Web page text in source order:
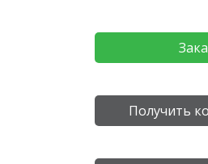
Получить